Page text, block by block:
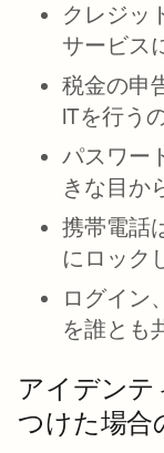
クレジッ
サービス
税金の申
ITを行う
パスワー
きな目か
携帯電話
にロック
ログイン
を誰とも
アイデンテ
つけた場合